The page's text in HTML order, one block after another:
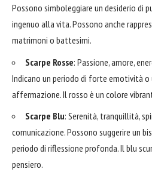
Possono simboleggiare un desiderio di
ingenuo alla vita. Possono anche
matrimoni o battesimi.
Scarpe Rosse: Passione, amore,
Indicano un periodo di forte emotività o
affermazione. Il rosso è un colore
Scarpe Blu: Serenità, tranquillità,
comunicazione. Possono suggerire un
periodo di riflessione profonda. Il blu
pensiero.